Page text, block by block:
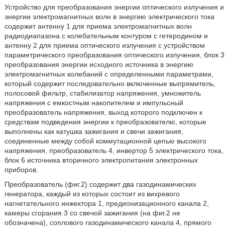
Устройство для преобразования энергии оптического излучения и
энергии электромагнитных волн в энергию электрического тока
содержит антенну 1 для приема электромагнитных волн
радиодиапазона с колебательным контуром с гетеродином и
антенну 2 для приема оптического излучения с устройством
параметрического преобразования оптического излучения, блок 3
преобразования энергии исходного источника в энергию
электромагнитных колебаний с определенными параметрами,
который содержит последовательно включенные выпрямитель,
полосовой фильтр, стабилизатор напряжения, умножитель
напряжения с емкостным накопителем и импульсный
преобразователь напряжения, выход которого подключен к
средствам подведения энергии к преобразователю, которые
выполнены как катушка зажигания и свечи зажигания,
соединенные между собой коммутационной цепью высокого
напряжения, преобразователь 4, инвертор 5 электрического тока,
блок 6 источника вторичного электропитания электронных
приборов.
Преобразователь (фиг.2) содержит два газодинамических
генератора, каждый из которых состоит из вихревого
нагнетательного инжектора 1, предионизационного канала 2,
камеры сгорания 3 со свечой зажигания (на фиг.2 не
обозначена), соплового газодинамического канала 4, прямого